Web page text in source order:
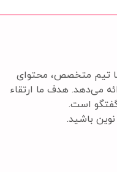
تیم متخصص، محتوای
می‌دهد. هدف ما ارتقاء
گفتگو است.
باشید.